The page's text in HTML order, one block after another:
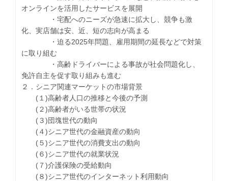
オンラインを活用したサービスを展開
・宅配へのニーズが急速に拡大し、競争も激
化、実店舗は安、近、短の志向が高まる
・迫る2025年問題、雇用期間の延長などで対策
に取り組む
・高齢ドライバーによる事故が社会問題化し、
免許自主を促す取り組みも進む
２．シニア関連マーケットの市場背景
(１)高齢者人口の推移と今後の予測
(２)高齢者がいる世帯の状況
(３)団塊世代の動向
(４)シニア世代の金融資産の動向
(５)シニア世代の消費支出の動向
(６)シニア世代の就業状況
(７)介護保険の受給動向
(８)シニア世代のインターネット利用動向